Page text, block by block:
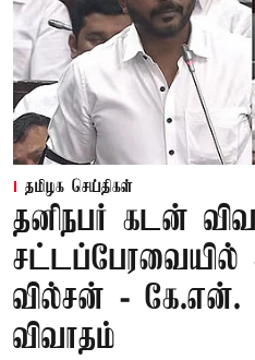
தமிழக செய்திகள்
தனிநபர் கடன்
சட்டப்பேரவையில்
வில்சன் - கே.என்.
விவாதம்